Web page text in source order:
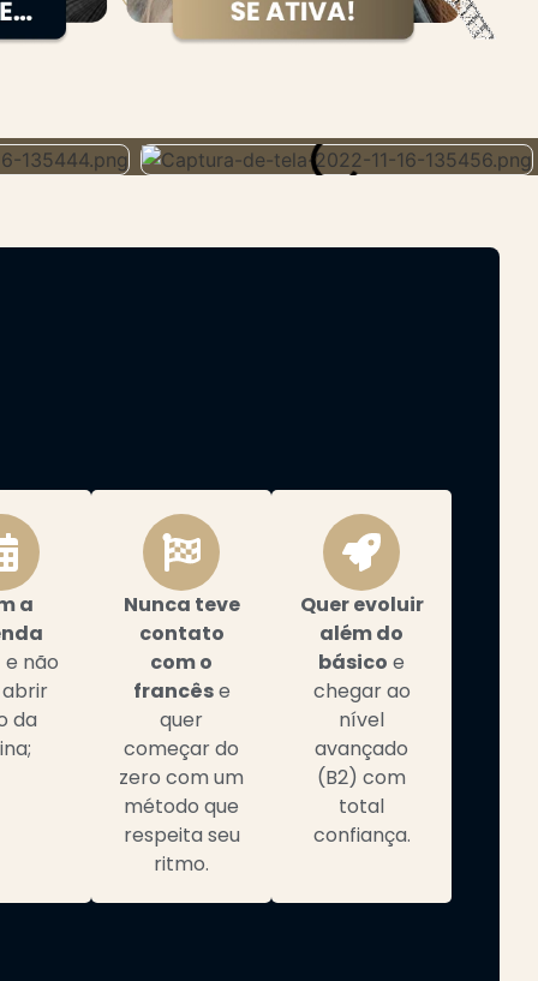
a
e não
da
Nunca teve
contato
com o
francêse
quer
começar do
zero com um
método que
respeita seu
ritmo.
Quer evoluir
além do
básico e
chegar ao
nível
avançado
(B2) com
total
confiança.